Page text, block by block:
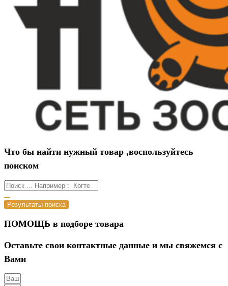
Что бы найти нужный товар ,воспользуйтесь
поиском
Результаты поиска
ПОМОЩЬ в подборе товара
Оставьте свои контактные данные и мы свяжемся с
Вами